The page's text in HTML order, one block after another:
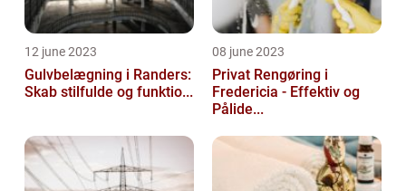
12 june 2023
Gulvbelægning i Randers:
Skab stilfulde og funktio...
08 june 2023
Privat Rengøring i
Fredericia - Effektiv og
Pålide...